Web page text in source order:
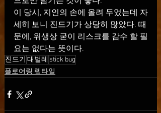
이 당시, 지인의 손에 올려 두었는데 자
세히 보니 진드기가 상당히 많았다. 때
문에, 위생상 굳이 리스크를 감수 할 필
요는 없다는 뜻이다.
진드기 대벌레 stick bug
플로어링 렙타일